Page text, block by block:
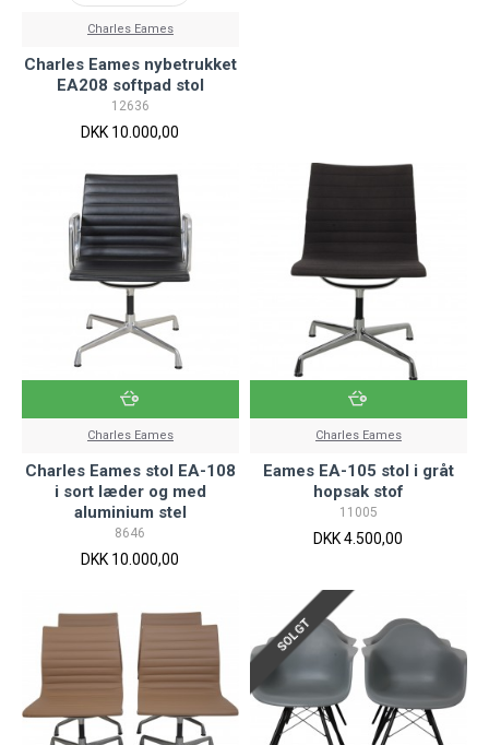
Charles Eames
Charles Eames nybetrukket
EA208 softpad stol
12636
DKK 10.000,00
Charles Eames
Charles Eames stol EA-108
i sort læder og med
aluminium stel
8646
DKK 10.000,00
Charles Eames
Eames EA-105 stol i gråt
hopsak stof
11005
DKK 4.500,00
SOLGT